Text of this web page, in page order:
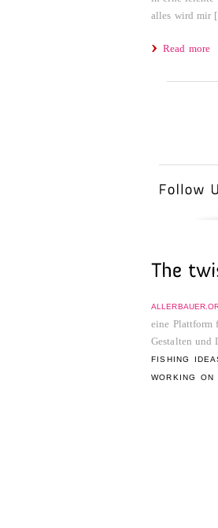
alles wird mir
Read more
eine Plattform
Gestalten und
FISHING
WORKING ON